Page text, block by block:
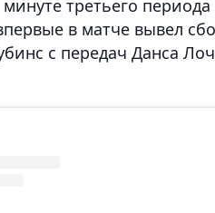
третьего
в матче вывел
с передач Данса